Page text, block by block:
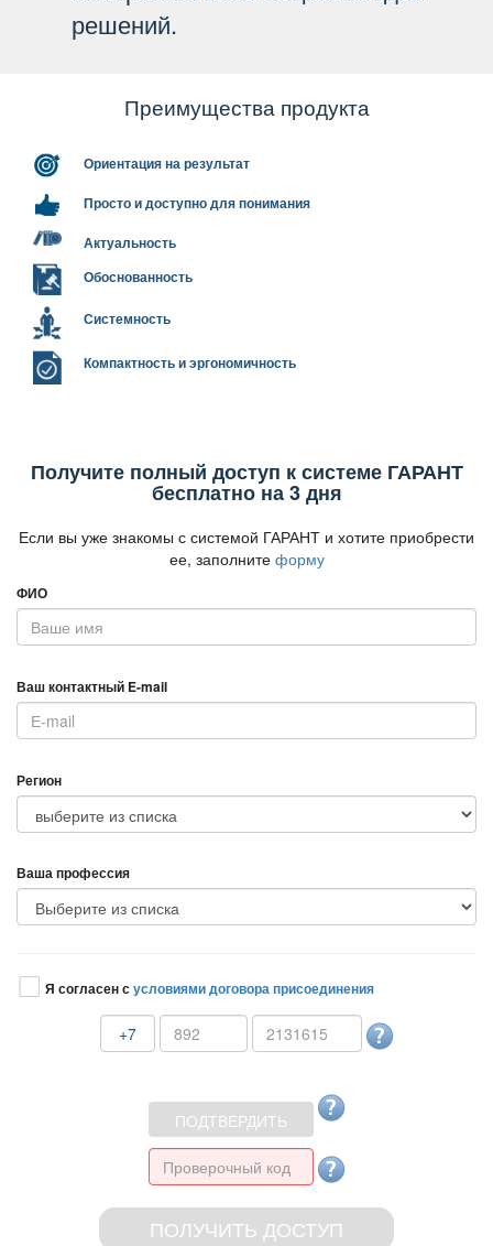
решений.
Преимущества продукта
Ориентация на результат
Просто и доступно для понимания
Актуальность
Обоснованность
Системность
Компактность и эргономичность
Получите полный доступ к системе ГАРАНТ
есплатно на 3 дня
Если вы уже знакомы с системой ГАРАНТ и хотите приобрести
ее, заполните форму
ФИО
аш контактный E-mail
Регион
аша профессия
Я согласен сусловиями договора присоединения
+7